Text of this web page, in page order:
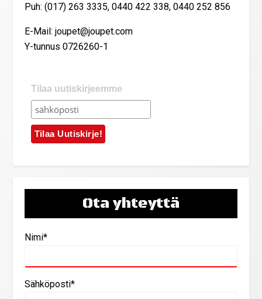
Puh: (017) 263 3335, 0440 422 338, 0440 252 856
E-Mail: joupet@joupet.com
Y-tunnus 0726260-1
Tilaa uutiskirjeemme
Ota yhteyttä
Nimi*
Sähköposti*